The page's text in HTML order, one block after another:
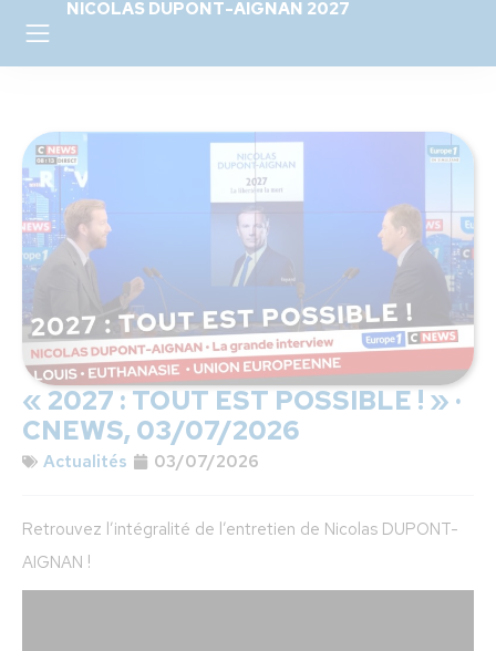
NICOLAS DUPONT-AIGNAN 2027
« 2027 : TOUT EST POSSIBLE ! » ·
CNEWS, 03/07/2026
Actualités 03/07/2026
Retrouvez l’intégralité de l’entretien de Nicolas DUPONT-
AIGNAN !